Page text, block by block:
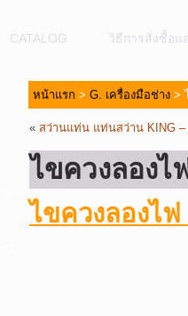
CATALOG วิธีการสั่งซื้อแ
หกรรม
หน้าแรก > G. เครื่องมือช่าง >
« สว่านแท่น แท่นสว่าน KING –
ไขควงลองไ
ไขควงลองไฟ